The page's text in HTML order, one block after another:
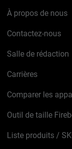
À propos de nous
Contactez-nous
Salle de rédaction
Carrières
Comparer les
Outil de taille
Liste produits /